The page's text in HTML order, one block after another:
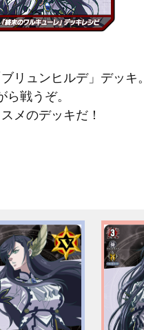
リュンヒルデ」デッキ。
戦うぞ。
メのデッキだ！